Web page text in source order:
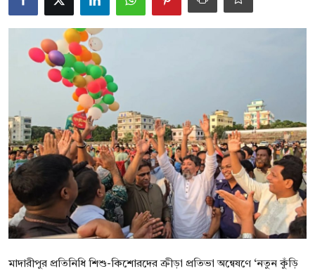
যোগাযোগ
আন্তর্জাতিক
বিনোদন
বাণিজ্য
শিল্প ও সাহিত্য
জাতীয়
মাদারীপুর প্রতিনিধি শিশু-কিশোরদের ক্রীড়া প্রতিভা অন্বেষণে ‘নতুন কুঁড়ি